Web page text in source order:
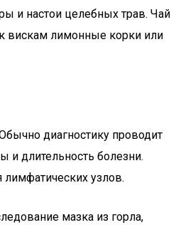
и настои целебных трав. Чай
вискам лимонные корки или
диагностику проводит
и длительность болезни.
лимфатических узлов.
мазка из горла,